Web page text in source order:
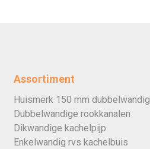
Assortiment
Huismerk 150 mm dubbelwandig
Dubbelwandige rookkanalen
Dikwandige kachelpijp
Enkelwandig rvs kachelbuis